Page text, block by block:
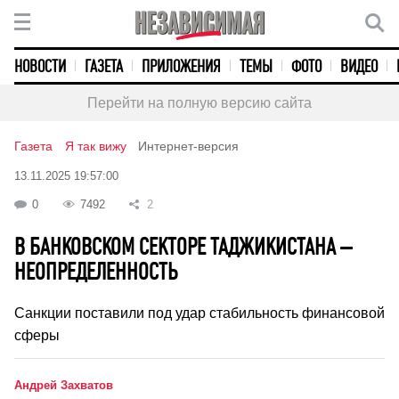
НОВОСТИ ГАЗЕТА ПРИЛОЖЕНИЯ ТЕМЫ ФОТО ВИДЕО
Перейти на полную версию сайта
Газета Я так вижу Интернет-версия
13.11.2025 19:57:00
0 7492 2
В БАНКОВСКОМ СЕКТОРЕ ТАДЖИКИСТАНА –
НЕОПРЕДЕЛЕННОСТЬ
Санкции поставили под удар стабильность финансовой
сферы
Андрей Захватов